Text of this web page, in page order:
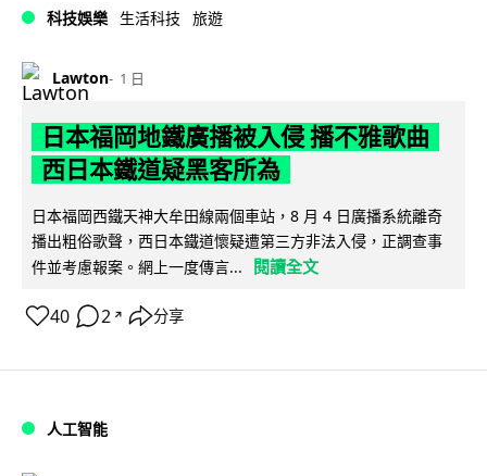
科技娛樂 生活科技 旅遊
Lawton 1 日
日本福岡地鐵廣播被入侵 播不雅歌曲
西日本鐵道疑黑客所為
日本福岡西鐵天神大牟田線兩個車站，8 月 4 日廣播系統離奇
播出粗俗歌聲，西日本鐵道懷疑遭第三方非法入侵，正調查事
件並考慮報案。網上一度傳言...
閱讀全文
40 2 ↗ 分享
人工智能